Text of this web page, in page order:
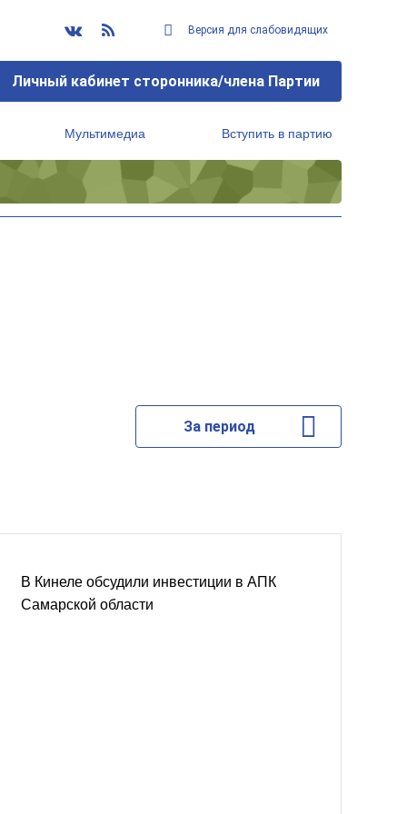
Версия для слабовидящих
Личный кабинет сторонника/члена Партии
Мультимедиа Вступить в партию
За период
В Кинеле обсудили инвестиции в АПК
Самарской области